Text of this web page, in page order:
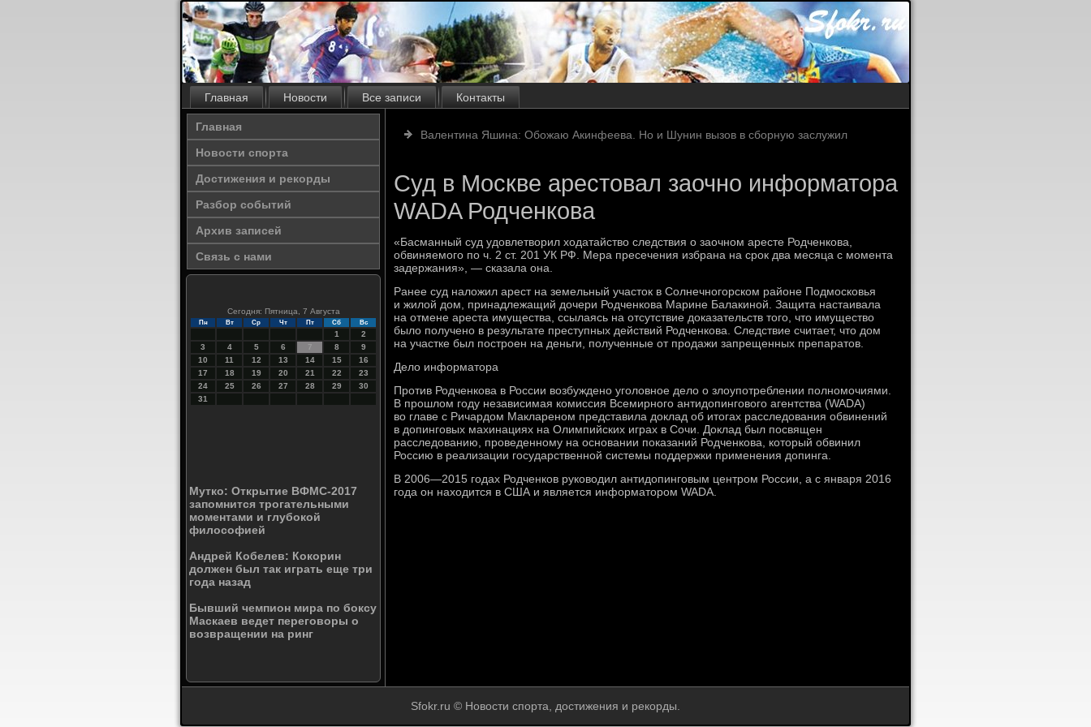
Главная Новости Все записи Контакты
Главная
Новости спорта
Достижения и рекорды
Разбор событий
Архив записей
Связь с нами
Сегодня: Пятница, 7 Августа
Пн Вт Ср Чт Пт Сб Вс
1
2
3
4 5 6 7 8
9
10
11 12 13 14 15
16
17
18 19 20 21 22
23
24
25 26 27 28 29
30
31
Мутко: Открытие ВФМС-2017
запомнится трогательными
моментами и глубокой
философией
Андрей Кобелев: Кокорин
должен был так играть еще три
года назад
Бывший чемпион мира по боксу
Маскаев ведет переговоры о
возвращении на ринг
Валентина Яшина: Обожаю Акинфеева. Но и Шунин вызов в сборную заслужил
Суд в Москве арестовал заочно информатора
WADA Родченкова
«Басманный суд удовлетворил ходатайство следствия о заочном аресте Родченкова,
обвиняемого по ч. 2 ст. 201 УК РФ. Мера пресечения избрана на срок два месяца с момента
задержания», — сказала она.
Ранее суд наложил арест на земельный участок в Солнечногорском районе Подмосковья
и жилой дом, принадлежащий дочери Родченкова Марине Балакиной. Защита настаивала
на отмене ареста имущества, ссылаясь на отсутствие доказательств того, что имущество
было получено в результате преступных действий Родченкова. Следствие считает, что дом
на участке был построен на деньги, полученные от продажи запрещенных препаратов.
Дело информатора
Против Родченкова в России возбуждено уголовное дело о злоупотреблении полномочиями.
В прошлом году независимая комиссия Всемирного антидопингового агентства (WADA)
во главе с Ричардом Маклареном представила доклад об итогах расследования обвинений
в допинговых махинациях на Олимпийских играх в Сочи. Доклад был посвящен
расследованию, проведенному на основании показаний Родченкова, который обвинил
Россию в реализации государственной системы поддержки применения допинга.
В 2006—2015 годах Родченков руководил антидопинговым центром России, а с января 2016
года он находится в США и является информатором WADA.
Sfokr.ru © Новости спорта, достижения и рекорды.